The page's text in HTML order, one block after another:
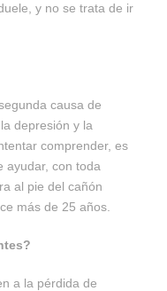
y no se trata de ir
causa de
depresión y la
comprender, es
ayudar, con toda
al pie del cañón
más de 25 años.
a la pér­dida de